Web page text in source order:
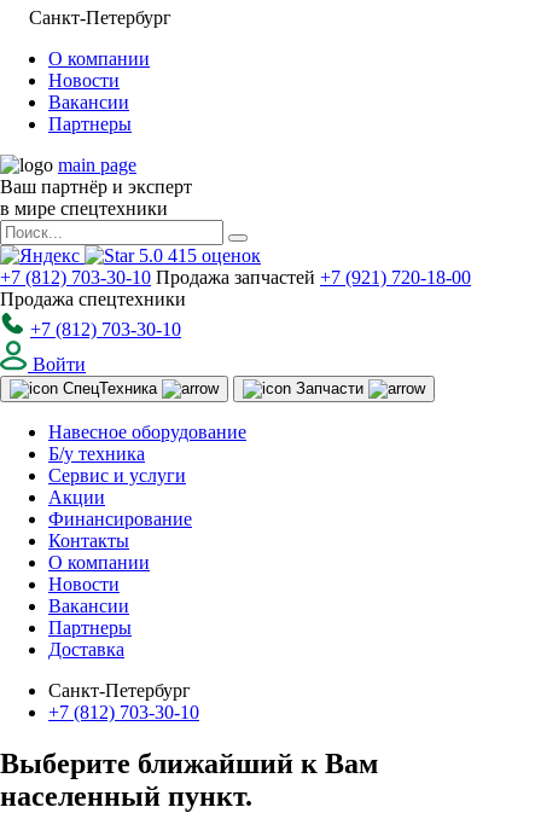
Санкт-Петербург
О компании
Новости
Вакансии
Партнеры
main page
Ваш партнёр и эксперт
в мире спецтехники
5.0 415 оценок
+7 (812) 703-30-10 Продажа запчастей +7 (921) 720-18-00
Продажа спецтехники
+7 (812) 703-30-10
Войти
СпецТехника Запчасти
Навесное оборудование
Б/у техника
Сервис и услуги
Акции
Финансирование
Контакты
О компании
Новости
Вакансии
Партнеры
Доставка
Санкт-Петербург
+7 (812) 703-30-10
Выберите ближайший к Вам
населенный пункт.